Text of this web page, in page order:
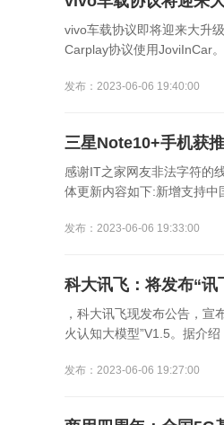
vivo车载协议即将迎来大升
Carplay协议使用JoviInCar
发布：2023-06-06 19:40:00
三星Note10+手机获
感谢IT之家网友非法字符的
体更新内容如下:新增支持中
发布：2023-06-06 19:33:00
科大讯飞：将发布“
，科大讯飞现发布公告，宣
火认知大模型”V1.5。据介
发布：2023-06-06 19:27:00